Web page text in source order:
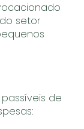
setor
de